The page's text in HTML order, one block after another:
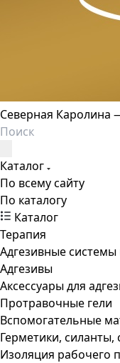
Северная Каролина
Каталог
По всему сайту
По каталогу
Каталог
Терапия
Адгезивные
Адгезивы
Аксессуары для
Протравочные гели
Вспомогательные
Герметики, силанты,
Изоляция рабочего